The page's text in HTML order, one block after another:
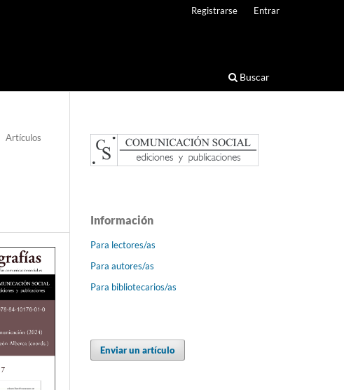
Buscar
Registrarse Entrar
Artículos
Información
Para lectores/as
Para autores/as
Para bibliotecarios/as
Enviar un artículo